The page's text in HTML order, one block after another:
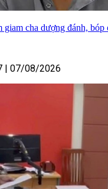
giam cha dượng đánh, bóp
| 07/08/2026